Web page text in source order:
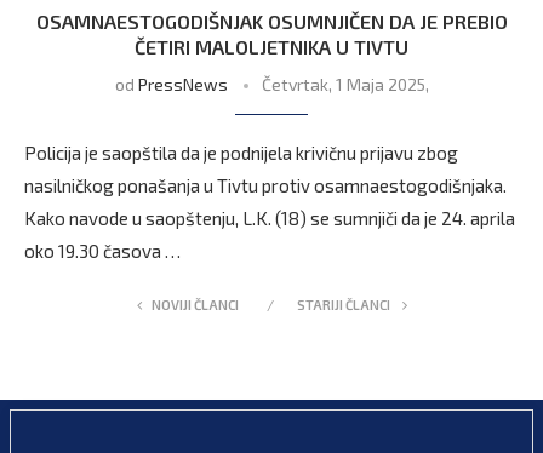
OSAMNAESTOGODIŠNJAK OSUMNJIČEN DA JE PREBIO
ČETIRI MALOLJETNIKA U TIVTU
od PressNews Četvrtak, 1 Maja 2025,
Policija je saopštila da je podnijela krivičnu prijavu zbog
nasilničkog ponašanja u Tivtu protiv osamnaestogodišnjaka.
Kako navode u saopštenju, L.K. (18) se sumnjiči da je 24. aprila
oko 19.30 časova …
NOVIJI ČLANCI STARIJI ČLANCI